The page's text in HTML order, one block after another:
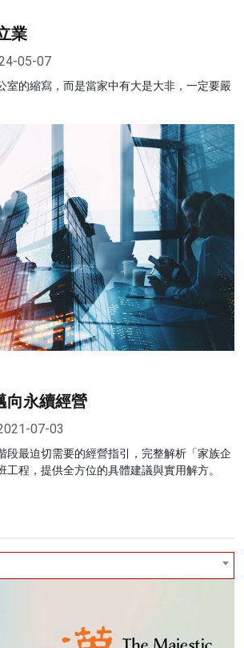
業
05-07
室的縮寫，而是當家中有大是大非，一定要嚴
向永續經營
07-03
段最迫切需要的經營指引，完整解析「家族企
工程，提供全方位的具體建議與實用解方。